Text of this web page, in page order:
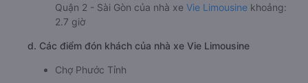
Quận 2 - Sài Gòn của nhà xe Vie Limousine khoảng:
2.7 giờ
d. Các điểm đón khách của nhà xe Vie Limousine
Chợ Phước Tỉnh